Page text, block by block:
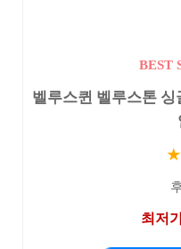
BEST
벨루스퀸 벨루스톤 싱
최저